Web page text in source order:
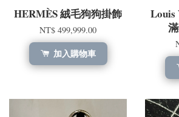
HERMÈS 絨毛狗狗掛飾
NT$ 499,999.00
加入購物車
Louis